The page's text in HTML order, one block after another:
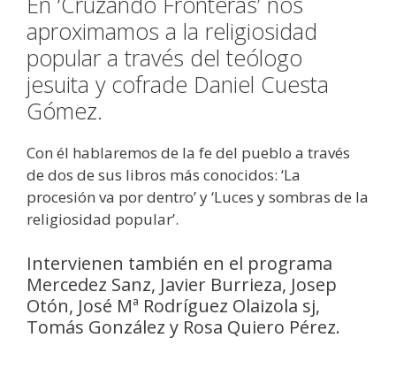
aproximamos a la religiosidad
popular a través del teólogo
jesuita y cofrade Daniel Cuesta
Gómez.
Con él hablaremos de la fe del pueblo a través
de dos de sus libros más conocidos: ‘La
procesión va por dentro’ y ‘Luces y sombras de la
religiosidad popular’.
Intervienen también en el programa
Mercedez Sanz, Javier Burrieza, Josep
Otón, José Mª Rodríguez Olaizola sj,
Tomás González y Rosa Quiero Pérez.